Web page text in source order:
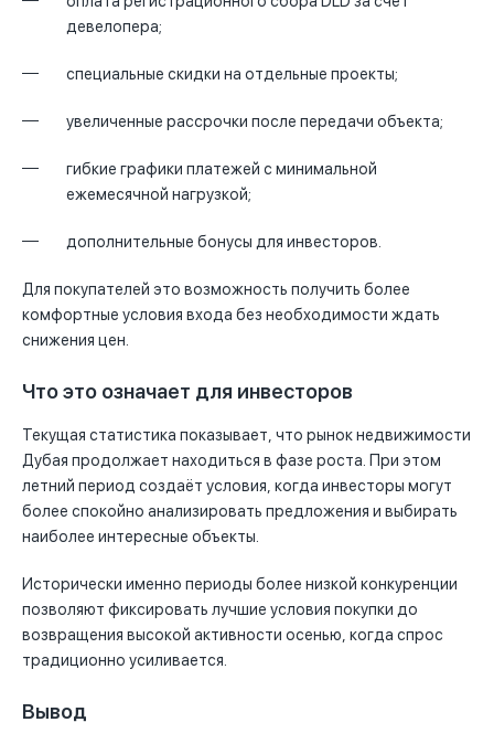
девелопера;
специальные скидки на отдельные проекты;
увеличенные рассрочки после передачи объекта;
гибкие графики платежей с минимальной
ежемесячной нагрузкой;
дополнительные бонусы для инвесторов.
Для покупателей это возможность получить более
комфортные условия входа без необходимости ждать
снижения цен.
Что это означает для инвесторов
Текущая статистика показывает, что рынок недвижимости
Дубая продолжает находиться в фазе роста. При этом
летний период создаёт условия, когда инвесторы могут
более спокойно анализировать предложения и выбирать
наиболее интересные объекты.
Исторически именно периоды более низкой конкуренции
позволяют фиксировать лучшие условия покупки до
возвращения высокой активности осенью, когда спрос
традиционно усиливается.
Вывод